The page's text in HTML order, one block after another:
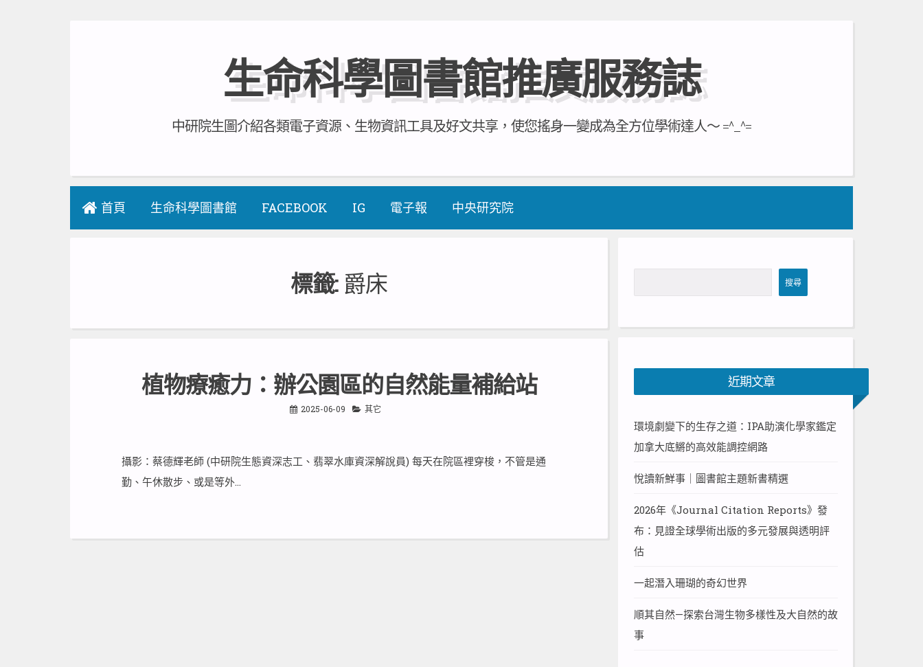
生命科學圖書館推廣服務誌
中研院生圖介紹各類電子資源、生物資訊工具及好文共享，使您搖身一變成為全方位學術達人～ =^_^=
首頁 生命科學圖書館 FACEBOOK IG 電子報 中央研究院
標籤: 爵床
植物療癒力：辦公園區的自然能量補給站
2025-06-09 其它
攝影：蔡德輝老師 (中研院生態資深志工、翡翠水庫資深解說員) 每天在院區裡穿梭，不管是通
勤、午休散步、或是等外…
尋
搜尋
近期文章
環境劇變下的生存之道：IPA助演化學家鑑定
加拿大底鱂的高效能調控網路
悅讀新鮮事｜圖書館主題新書精選
2026年《Journal Citation Reports》發
布：見證全球學術出版的多元發展與透明評
估
一起潛入珊瑚的奇幻世界
順其自然—探索台灣生物多樣性及大自然的故
事